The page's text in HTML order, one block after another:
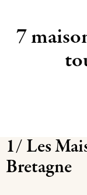
7
1/ Les
Bretagne